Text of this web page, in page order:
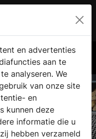
€ 0.00
en advertenties
aan te
analyseren. We
van onze site
en
kunnen deze
informatie die u
hebben verzameld